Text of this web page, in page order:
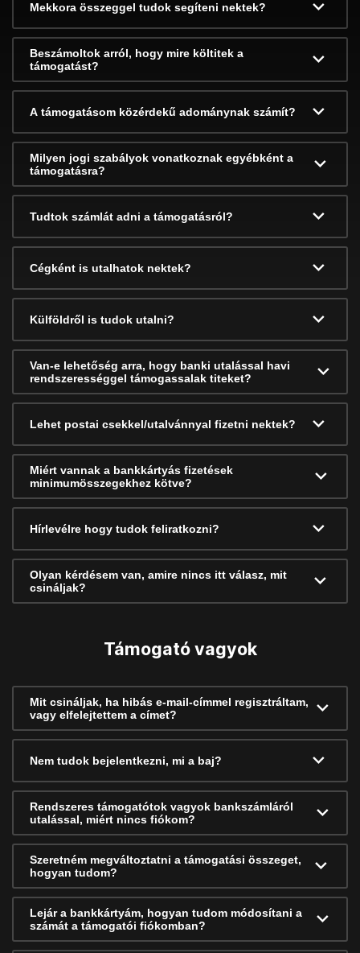
Mekkora összeggel tudok segíteni nektek?
Beszámoltok arról, hogy mire költitek a
támogatást?
A támogatásom közérdekű adománynak számít?
Milyen jogi szabályok vonatkoznak egyébként a
támogatásra?
Tudtok számlát adni a támogatásról?
Cégként is utalhatok nektek?
Külföldről is tudok utalni?
Van-e lehetőség arra, hogy banki utalással havi
rendszerességgel támogassalak titeket?
Lehet postai csekkel/utalvánnyal fizetni nektek?
Miért vannak a bankkártyás fizetések
minimumösszegekhez kötve?
Hírlevélre hogy tudok feliratkozni?
Olyan kérdésem van, amire nincs itt válasz, mit
csináljak?
Támogató vagyok
Mit csináljak, ha hibás e-mail-címmel regisztráltam,
vagy elfelejtettem a címet?
Nem tudok bejelentkezni, mi a baj?
Rendszeres támogatótok vagyok bankszámláról
utalással, miért nincs fiókom?
Szeretném megváltoztatni a támogatási összeget,
hogyan tudom?
Lejár a bankkártyám, hogyan tudom módosítani a
számát a támogatói fiókomban?